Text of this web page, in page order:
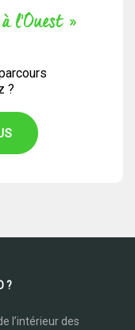
l’Ouest »
?
?
l’intérieur des